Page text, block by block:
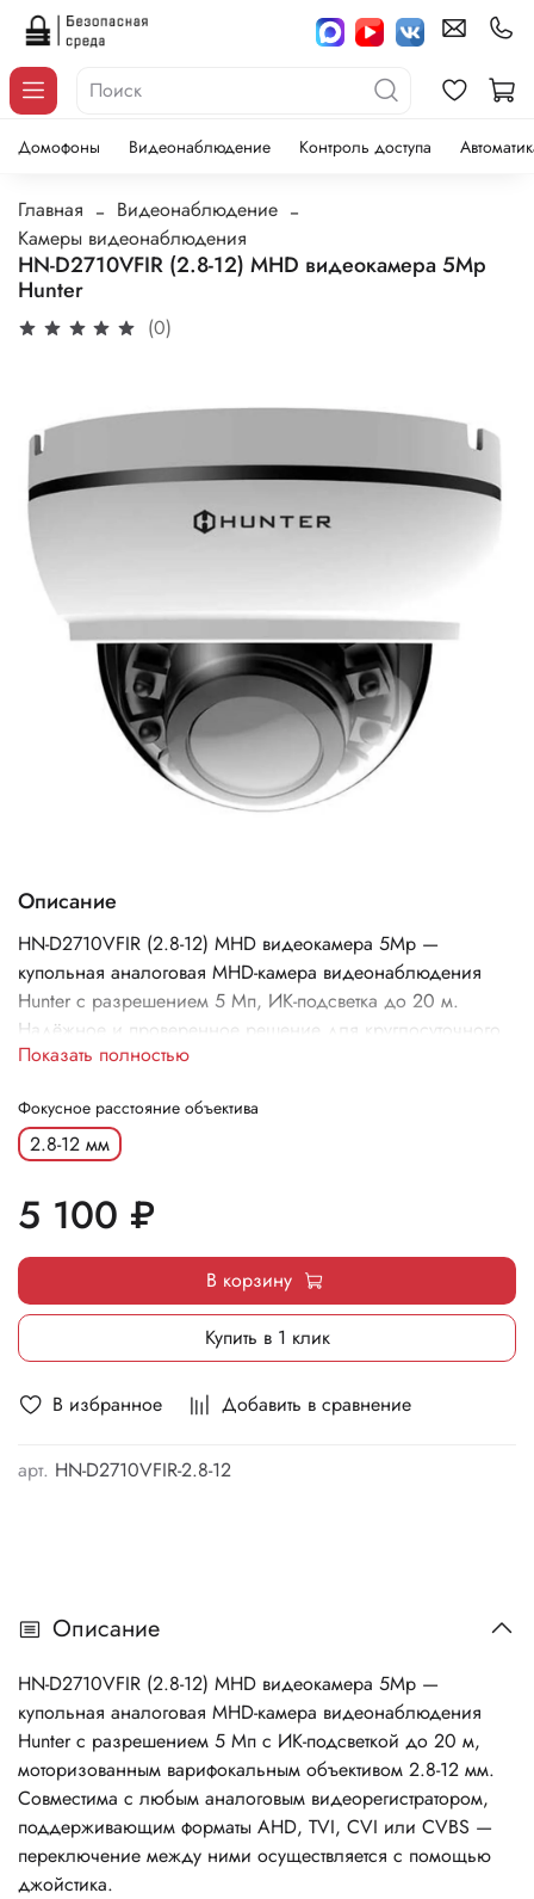
Домофоны Видеонаблюдение Контроль доступа
Главная
Видеонаблюдение
Камеры видеонаблюдения
HN-D2710VFIR (2.8-12) MHD видеокамера 5Mp
Hunter
(0)
В избранное Добавить в сравнение
арт. HN-D2710VFIR-2.8-12
Фокусное расстояние объектива
2.8-12 мм
Описание
HN-D2710VFIR (2.8-12) MHD видеокамера 5Mp —
купольная аналоговая MHD-камера видеонаблюдения
Hunter с разрешением 5 Мп, ИК-подсветка до 20 м.
Надёжное и проверенное решение для круглосуточного
видеонаблюдения.
Показать полностью
5 100 ₽
В корзину
Купить в 1 клик
Описание
HN-D2710VFIR (2.8-12) MHD видеокамера 5Mp —
купольная аналоговая MHD-камера видеонаблюдения
Hunter с разрешением 5 Мп с ИК-подсветкой до 20 м,
моторизованным варифокальным объективом 2.8-12 мм.
Совместима с любым аналоговым видеорегистратором,
поддерживающим форматы AHD, TVI, CVI или CVBS —
переключение между ними осуществляется с помощью
джойстика.